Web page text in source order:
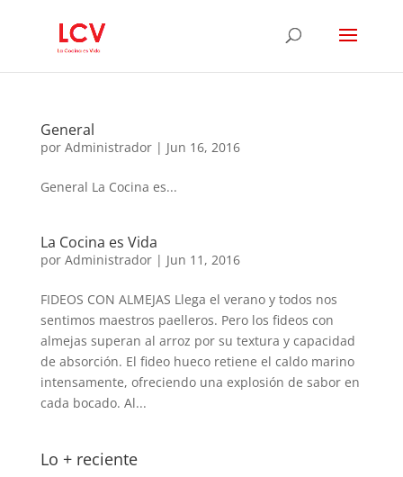
General
por Administrador| Jun 16, 2016
General La Cocina es...
La Cocina es Vida
por Administrador| Jun 11, 2016
FIDEOS CON ALMEJAS Llega el verano y todos nos
sentimos maestros paelleros. Pero los fideos con
almejas superan al arroz por su textura y capacidad
de absorción. El fideo hueco retiene el caldo marino
intensamente, ofreciendo una explosión de sabor en
cada bocado. Al...
Lo + reciente